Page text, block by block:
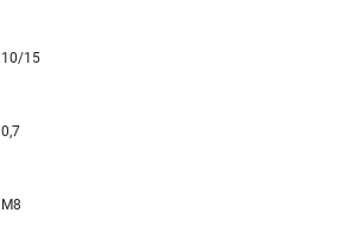
10/15
0,7
M8